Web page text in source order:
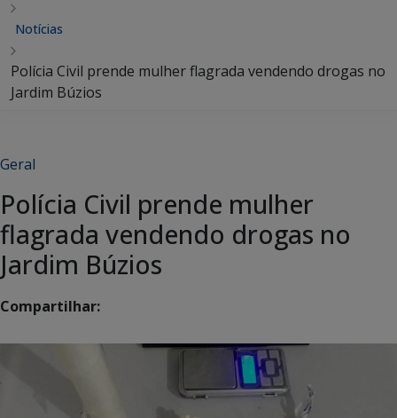
Notícias
Polícia Civil prende mulher flagrada vendendo drogas no
Jardim Búzios
Geral
Polícia Civil prende mulher
flagrada vendendo drogas no
Jardim Búzios
Compartilhar: